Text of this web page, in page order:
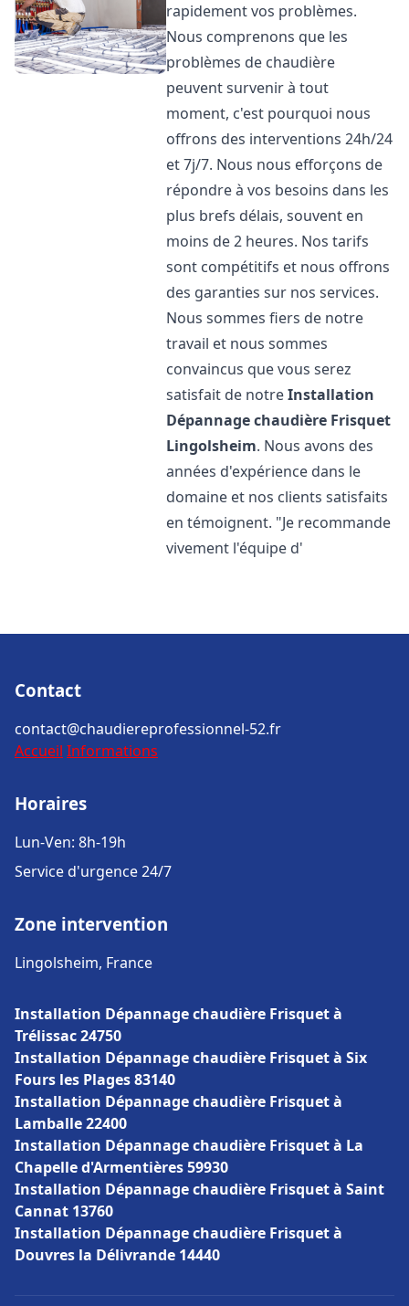
rapidement vos problèmes.
Nous comprenons que les
problèmes de chaudière
peuvent survenir à tout
moment, c'est pourquoi nous
offrons des interventions 24h/24
et 7j/7. Nous nous efforçons de
répondre à vos besoins dans les
plus brefs délais, souvent en
moins de 2 heures. Nos tarifs
sont compétitifs et nous offrons
des garanties sur nos services.
Nous sommes fiers de notre
travail et nous sommes
convaincus que vous serez
satisfait de notreInstallation
Dépannage chaudière Frisquet
Lingolsheim. Nous avons des
années d'expérience dans le
domaine et nos clients satisfaits
en témoignent. "Je recommande
vivement l'équipe d'
Contact
contact@chaudiereprofessionnel-52.fr
Accueil Informations
Horaires
Lun-Ven: 8h-19h
Service d'urgence 24/7
Zone intervention
Lingolsheim, France
Installation Dépannage chaudière Frisquet à
Trélissac 24750
Installation Dépannage chaudière Frisquet à Six
Fours les Plages 83140
Installation Dépannage chaudière Frisquet à
Lamballe 22400
Installation Dépannage chaudière Frisquet à La
Chapelle d'Armentières 59930
Installation Dépannage chaudière Frisquet à Saint
Cannat 13760
Installation Dépannage chaudière Frisquet à
Douvres la Délivrande 14440